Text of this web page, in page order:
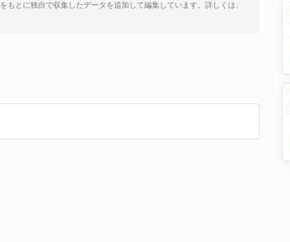
をもとに独自で収集したデータを追加して編集しています。詳しくは、